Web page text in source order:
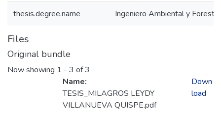
thesis.degree.name Ingeniero Ambiental y Forestal
Files
Original bundle
Now showing 1 - 3 of 3
Name:
TESIS_MILAGROS LEYDY
VILLANUEVA QUISPE.pdf
Down
load